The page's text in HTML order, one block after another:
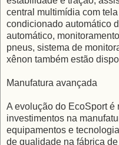
central multimídia com
condicionado automático
automático,
pneus, sistema de
xênon também estão
Manufatura avançada
A evolução do EcoSport é
investimentos na
equipamentos e
de qualidade na fábrica